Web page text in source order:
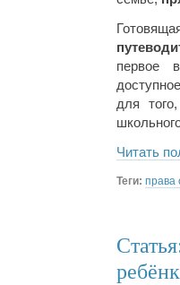
первое
для
Читать
Теги: права